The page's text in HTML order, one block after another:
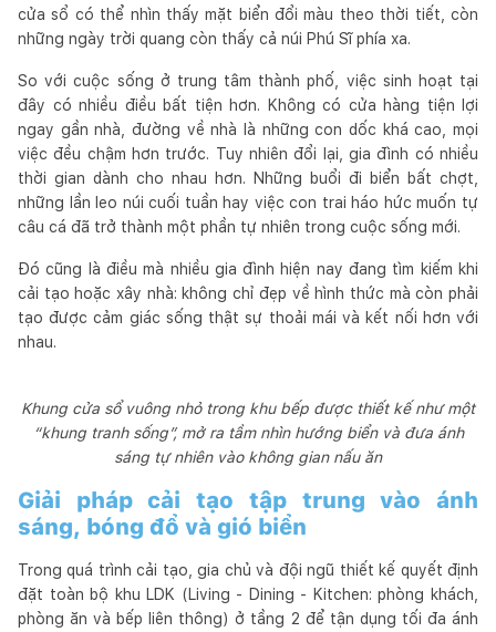
cửa sổ có thể nhìn thấy mặt biển đổi màu theo thời tiết, còn
những ngày trời quang còn thấy cả núi Phú Sĩ phía xa.
So với cuộc sống ở trung tâm thành phố, việc sinh hoạt tại
đây có nhiều điều bất tiện hơn. Không có cửa hàng tiện lợi
ngay gần nhà, đường về nhà là những con dốc khá cao, mọi
việc đều chậm hơn trước. Tuy nhiên đổi lại, gia đình có nhiều
thời gian dành cho nhau hơn. Những buổi đi biển bất chợt,
những lần leo núi cuối tuần hay việc con trai háo hức muốn tự
câu cá đã trở thành một phần tự nhiên trong cuộc sống mới.
Đó cũng là điều mà nhiều gia đình hiện nay đang tìm kiếm khi
cải tạo hoặc xây nhà: không chỉ đẹp về hình thức mà còn phải
tạo được cảm giác sống thật sự thoải mái và kết nối hơn với
nhau.
Khung cửa sổ vuông nhỏ trong khu bếp được thiết kế như một
“khung tranh sống”, mở ra tầm nhìn hướng biển và đưa ánh
sáng tự nhiên vào không gian nấu ăn
Giải pháp cải tạo tập trung vào ánh
sáng, bóng đổ và gió biển
Trong quá trình cải tạo, gia chủ và đội ngũ thiết kế quyết định
đặt toàn bộ khu LDK (Living - Dining - Kitchen: phòng khách,
phòng ăn và bếp liên thông) ở tầng 2 để tận dụng tối đa ánh